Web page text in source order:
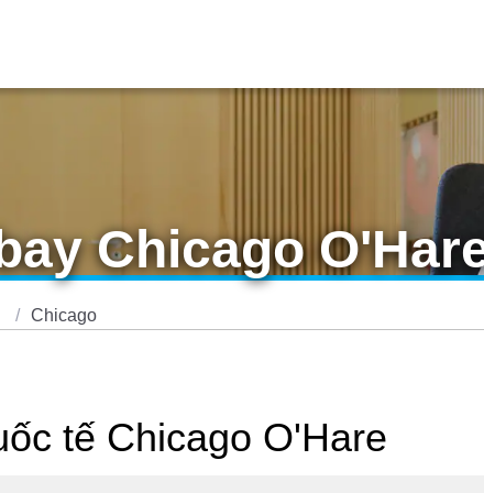
Chicago
Chicago
tế Chicago O'Hare